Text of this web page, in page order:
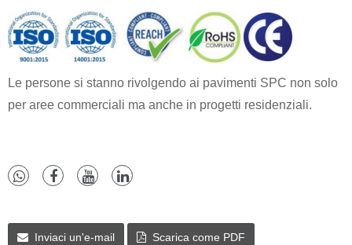
Le persone si stanno rivolgendo ai pavimenti SPC non solo
per aree commerciali ma anche in progetti residenziali.
Inviaci un'e-mail Scarica come PDF